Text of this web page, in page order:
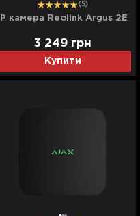
(5)
IP камера Reolink Argus 2E
Купити
3 249 грн